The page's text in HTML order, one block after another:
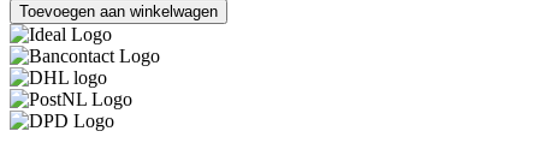
Toevoegen aan winkelwagen